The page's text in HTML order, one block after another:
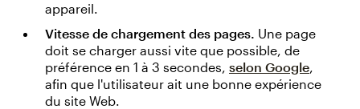
appareil.
Vitesse de chargement des pages. Une page
doit se charger aussi vite que possible, de
préférence en 1 à 3 secondes, selon Google,
afin que l'utilisateur ait une bonne expérience
du site Web.